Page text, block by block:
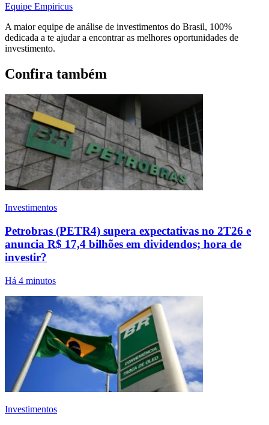
Equipe Empiricus
A maior equipe de análise de investimentos do Brasil, 100%
dedicada a te ajudar a encontrar as melhores oportunidades de
investimento.
Confira também
Investimentos
Petrobras (PETR4) supera expectativas no 2T26 e
anuncia R$ 17,4 bilhões em dividendos; hora de
investir?
Há 4 minutos
Investimentos